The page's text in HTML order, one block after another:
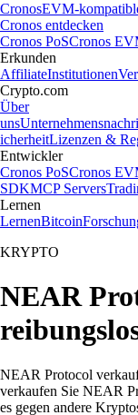
CronosEVM-
Cronos entdecken
Cronos PoSCronos
Erkunden
AffiliateInstitutionen
Crypto.com
Über
uns
icherheitLizenzen &
Entwickler
Cronos PoSCronos
SDKMCP Servers
Lernen
LernenBitcoin
KRYPTO
NEAR
NEAR Protocol
verkaufen Sie NEAR
es gegen andere